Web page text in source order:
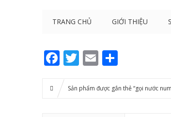
TRANG CHỦ GIỚI THIỆU
Facebook
Twitter
Email
Sản phẩm được gắn thẻ “gọi nước